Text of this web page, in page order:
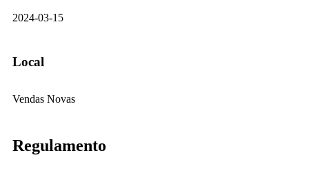
2024-03-15
Local
Vendas Novas
Regulamento